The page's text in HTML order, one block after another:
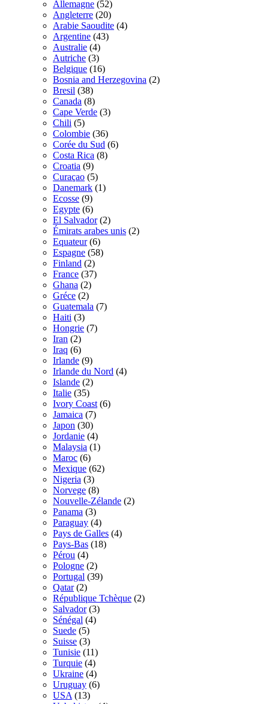
Allemagne (52)
Angleterre (20)
Arabie Saoudite (4)
Argentine (43)
Australie (4)
Autriche (3)
Belgique (16)
Bosnia and Herzegovina (2)
Bresil (38)
Canada (8)
Cape Verde (3)
Chili (5)
Colombie (36)
Corée du Sud (6)
Costa Rica (8)
Croatia (9)
Curaçao (5)
Danemark (1)
Ecosse (9)
Egypte (6)
El Salvador (2)
Émirats arabes unis (2)
Equateur (6)
Espagne (58)
Finland (2)
France (37)
Ghana (2)
Gréce (2)
Guatemala (7)
Haiti (3)
Hongrie (7)
Iran (2)
Iraq (6)
Irlande (9)
Irlande du Nord (4)
Islande (2)
Italie (35)
Ivory Coast (6)
Jamaica (7)
Japon (30)
Jordanie (4)
Malaysia (1)
Maroc (6)
Mexique (62)
Nigeria (3)
Norvege (8)
Nouvelle-Zélande (2)
Panama (3)
Paraguay (4)
Pays de Galles (4)
Pays-Bas (18)
Pérou (4)
Pologne (2)
Portugal (39)
Qatar (2)
République Tchèque (2)
Salvador (3)
Sénégal (4)
Suede (5)
Suisse (3)
Tunisie (11)
Turquie (4)
Ukraine (4)
Uruguay (6)
USA (13)